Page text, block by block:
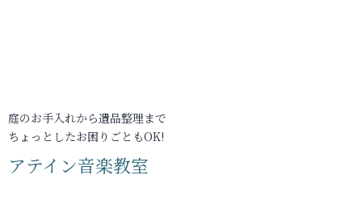
庭のお手入れから遺品整理まで
ちょっとしたお困りごともOK!
アテイン音楽教室